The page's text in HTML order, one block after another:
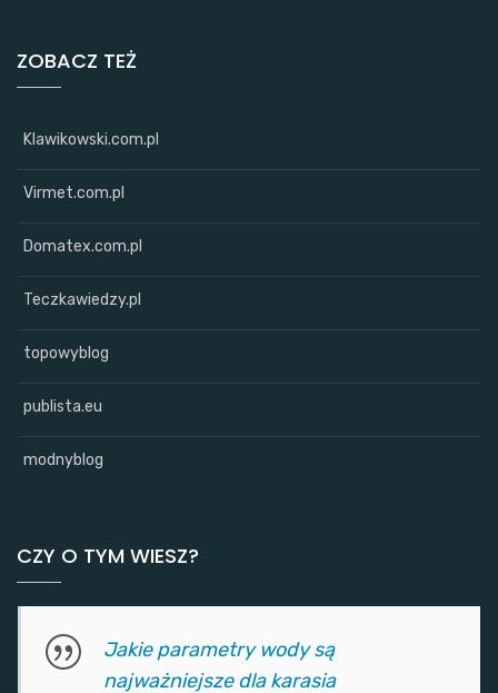
ZOBACZ TEŻ
Klawikowski.com.pl
Virmet.com.pl
Domatex.com.pl
Teczkawiedzy.pl
topowyblog
publista.eu
modnyblog
CZY O TYM WIESZ?
Jakie parametry wody są
najważniejsze dla karasia